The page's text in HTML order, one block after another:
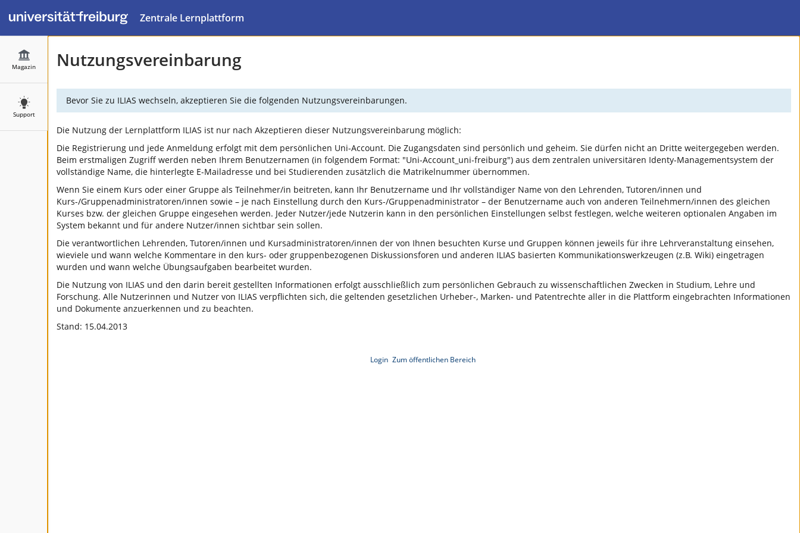
Zentrale Lernplattform
Magazin
Support
Nutzungsvereinbarung
Bevor Sie zu ILIAS wechseln, akzeptieren Sie die folgenden Nutzungsvereinbarungen.
Die Nutzung der Lernplattform ILIAS ist nur nach Akzeptieren dieser Nutzungsvereinbarung möglich:
Die Registrierung und jede Anmeldung erfolgt mit dem persönlichen Uni-Account. Die Zugangsdaten sind persönlich und geheim. Sie dürfen nicht an Dritte weitergegeben werden.
Beim erstmaligen Zugriff werden neben Ihrem Benutzernamen (in folgendem Format: "Uni-Account_uni-freiburg") aus dem zentralen universitären Identy-Managementsystem der
vollständige Name, die hinterlegte E-Mailadresse und bei Studierenden zusätzlich die Matrikelnummer übernommen.
Wenn Sie einem Kurs oder einer Gruppe als Teilnehmer/in beitreten, kann Ihr Benutzername und Ihr vollständiger Name von den Lehrenden, Tutoren/innen und
Kurs-/Gruppenadministratoren/innen sowie – je nach Einstellung durch den Kurs-/Gruppenadministrator – der Benutzername auch von anderen Teilnehmern/innen des gleichen
Kurses bzw. der gleichen Gruppe eingesehen werden. Jeder Nutzer/jede Nutzerin kann in den persönlichen Einstellungen selbst festlegen, welche weiteren optionalen Angaben im
System bekannt und für andere Nutzer/innen sichtbar sein sollen.
Die verantwortlichen Lehrenden, Tutoren/innen und Kursadministratoren/innen der von Ihnen besuchten Kurse und Gruppen können jeweils für ihre Lehrveranstaltung einsehen,
wieviele und wann welche Kommentare in den kurs- oder gruppenbezogenen Diskussionsforen und anderen ILIAS basierten Kommunikationswerkzeugen (z.B. Wiki) eingetragen
wurden und wann welche Übungsaufgaben bearbeitet wurden.
Die Nutzung von ILIAS und den darin bereit gestellten Informationen erfolgt ausschließlich zum persönlichen Gebrauch zu wissenschaftlichen Zwecken in Studium, Lehre und
Forschung. Alle Nutzerinnen und Nutzer von ILIAS verpflichten sich, die geltenden gesetzlichen Urheber-, Marken- und Patentrechte aller in die Plattform eingebrachten Informationen
und Dokumente anzuerkennen und zu beachten.
Stand: 15.04.2013
Login Zum öffentlichen Bereich